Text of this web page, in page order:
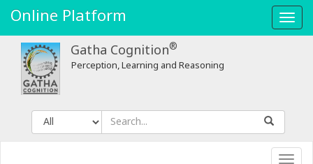
Online Platform
Gatha Cognition®
Perception, Learning and Reasoning